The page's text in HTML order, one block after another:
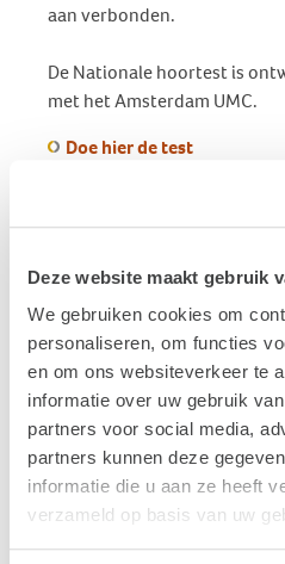
Deze website maakt gebruik
We gebruiken cookies om
personaliseren, om functies
en om ons websiteverkeer te
informatie over uw gebruik
partners voor social media,
partners kunnen deze
informatie die u aan ze heeft
verzameld op basis van uw
aan verbonden.
De Nationale hoortest is
met het Amsterdam UMC.
Doe hier de test
Vond je dit interessant?
Ontvang de nieuwste
e-mail?